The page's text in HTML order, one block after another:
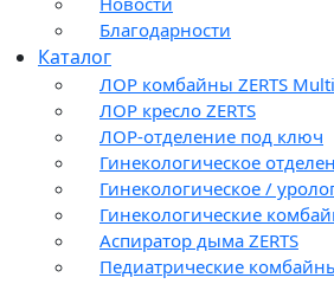
Благодарности
Каталог
ЛОР комбайны ZERTS
ЛОР кресло ZERTS
ЛОР-отделение под ключ
Гинекологическое
Гинекологическое /
Гинекологические
Аспиратор дыма ZERTS
Педиатрические